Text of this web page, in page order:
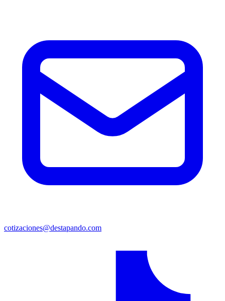
cotizaciones@destapando.com